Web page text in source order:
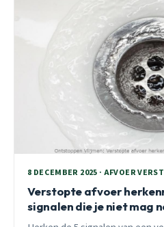
8 DECEMBER 2025 · AFVOER
Verstopte afvoer
signalen die je niet mag